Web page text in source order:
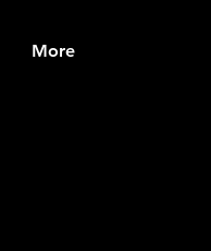
More